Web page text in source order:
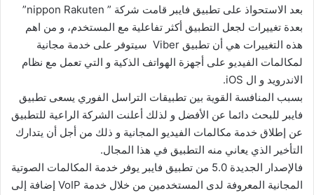
بعد الاستحواذ على تطبيق فايبر قامت شركة ” nippon Rakuten”
بعدة تغييرات لجعل التطبيق أكثر تفاعلية مع المستخدم، و من اهم
هذه التغييرات هي أن تطبيق Viber سيتوفر على خدمة مجانية
لمكالمات الفيديو على أجهزة الهواتف الذكية و التي تعمل مع نظام
الاندرويد و ال iOS.
بسبب المنافسة القوية بين تطبيقات التراسل الفوري يسعى تطبيق
فايبر للبحث دائما عن الأفضل و لذلك أعلنت الشركة الراعية للتطبيق
عن إطلاق خدمة مكالمات الفيديو المجانية و ذلك من أجل أن يتدارك
التأخير الذي يعاني منه التطبيق في هذا المجال.
فالإصدار الجديدة 5.0 من تطبيق فايبر يوفر خدمة المكالمات الصوتية
المجانية المعروفة لدى المستخدمين من خلال خدمة VoIP إضافة إلى